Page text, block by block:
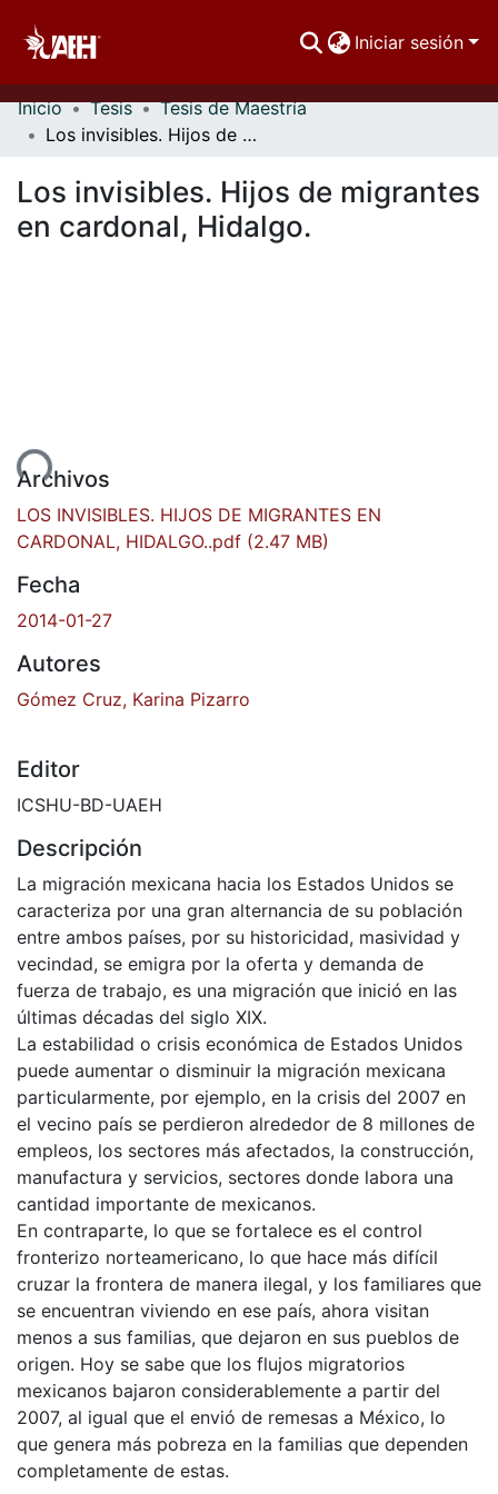
Iniciar sesión
Comunidades
Estadísticas
Inicio Tesis
Tesis de Maestría
Los invisibles. Hijos de migrantes en cardonal, Hidalgo.
Los invisibles. Hijos de migrantes
en cardonal, Hidalgo.
Archivos
LOS INVISIBLES. HIJOS DE MIGRANTES EN
CARDONAL, HIDALGO..pdf (2.47 MB)
Fecha
2014-01-27
Autores
Gómez Cruz, Karina Pizarro
Editor
ICSHU-BD-UAEH
Descripción
La migración mexicana hacia los Estados Unidos se
caracteriza por una gran alternancia de su población
entre ambos países, por su historicidad, masividad y
vecindad, se emigra por la oferta y demanda de
fuerza de trabajo, es una migración que inició en las
últimas décadas del siglo XIX.
La estabilidad o crisis económica de Estados Unidos
puede aumentar o disminuir la migración mexicana
particularmente, por ejemplo, en la crisis del 2007 en
el vecino país se perdieron alrededor de 8 millones de
empleos, los sectores más afectados, la construcción,
manufactura y servicios, sectores donde labora una
cantidad importante de mexicanos.
En contraparte, lo que se fortalece es el control
fronterizo norteamericano, lo que hace más difícil
cruzar la frontera de manera ilegal, y los familiares que
se encuentran viviendo en ese país, ahora visitan
menos a sus familias, que dejaron en sus pueblos de
origen. Hoy se sabe que los flujos migratorios
mexicanos bajaron considerablemente a partir del
2007, al igual que el envió de remesas a México, lo
que genera más pobreza en la familias que dependen
completamente de estas.